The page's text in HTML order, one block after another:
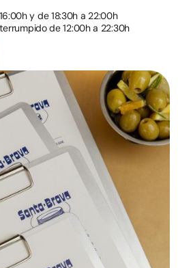
y de 18:30h a 22:00h
de 12:00h a 22:30h